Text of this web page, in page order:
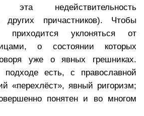
эта недействительность
причастников). Чтобы
приходится уклоняться от
о состоянии которых
уже о явных грешниках.
подходе есть, с православной
«перехлёст», явный ригоризм;
понятен и во многом